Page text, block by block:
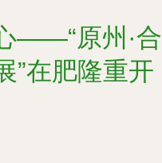
——“原州·合
”在肥隆重开